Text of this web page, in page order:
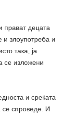
прават децата
и злоупотреба и
така, ја
се изложени
и среќата
се спроведе. И